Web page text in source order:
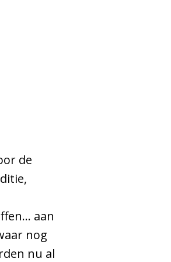
de
aan
nog
nu al